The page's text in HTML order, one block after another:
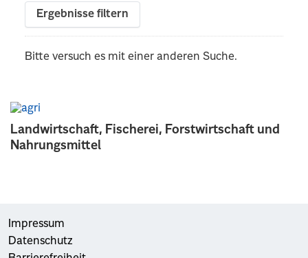
Landwirtschaft, Fischerei, Forstwirtschaft und
Nahrungsmittel
Ergebnisse filtern
Bitte versuch es mit einer anderen Suche.
Impressum
Datenschutz